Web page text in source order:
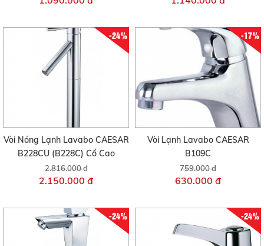
-24%
Vòi Nóng Lạnh Lavabo CAESAR
B228CU (B228C) Cổ Cao
2.816.000 đ
2.150.000 đ
-17%
Vòi Lạnh Lavabo CAESAR
B109C
759.000 đ
630.000 đ
-24% -24%